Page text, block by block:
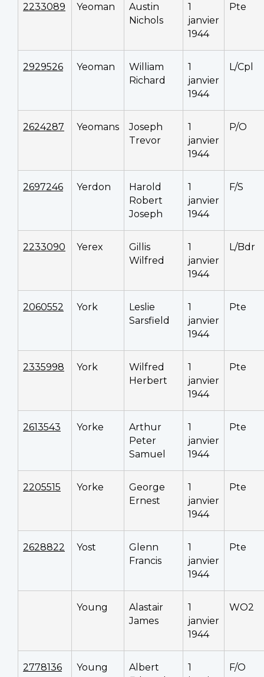
2233089 Yeoman
Austin
Nichols
1
janvier
1944
Pte
2929526 Yeoman
William
Richard
1
janvier
1944
L/Cpl
2624287 Yeomans
Joseph
Trevor
1
janvier
1944
P/O
2697246 Yerdon
Harold
Robert
Joseph
1
janvier
1944
F/S
2233090 Yerex
Gillis
Wilfred
1
janvier
1944
L/Bdr
2060552 York
Leslie
Sarsfield
1
janvier
1944
Pte
2335998 York
Wilfred
Herbert
1
janvier
1944
Pte
2613543 Yorke
Arthur
Peter
Samuel
1
janvier
1944
Pte
2205515 Yorke
George
Ernest
1
janvier
1944
Pte
2628822 Yost
Glenn
Francis
1
janvier
1944
Pte
Young
Alastair
James
1
janvier
1944
WO2
2778136 Young
Albert
1
F/O